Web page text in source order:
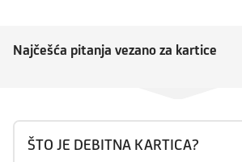
Najčešća pitanja vezano za kartice
ŠTO JE DEBITNA KARTICA?